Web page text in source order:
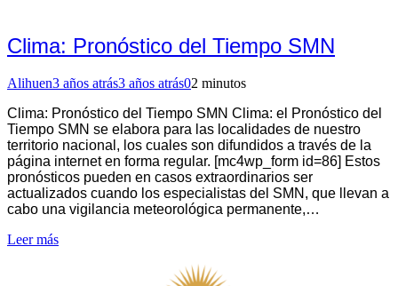
Clima: Pronóstico del Tiempo SMN
Alihuen3 años atrás3 años atrás02 minutos
Clima: Pronóstico del Tiempo SMN Clima: el Pronóstico del
Tiempo SMN se elabora para las localidades de nuestro
territorio nacional, los cuales son difundidos a través de la
página internet en forma regular. [mc4wp_form id=86] Estos
pronósticos pueden en casos extraordinarios ser
actualizados cuando los especialistas del SMN, que llevan a
cabo una vigilancia meteorológica permanente,…
Leer más